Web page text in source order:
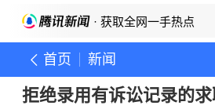
· 获取全网一手热点
首页 新闻
拒绝录用有诉讼记录的